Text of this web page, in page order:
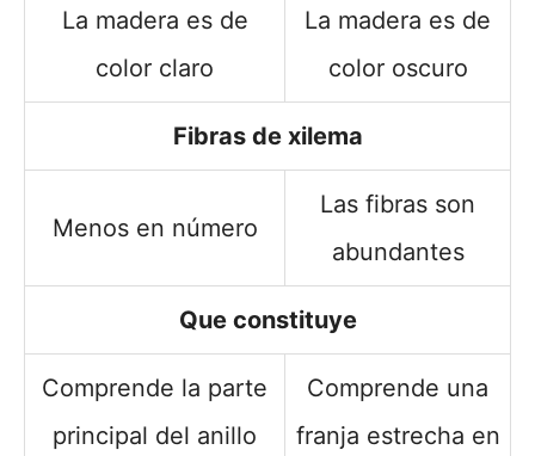
La madera es de
color claro
La madera es de
color oscuro
Fibras de xilema
Menos en número
Las fibras son
abundantes
Que constituye
Comprende la parte
principal del anillo
Comprende una
franja estrecha en